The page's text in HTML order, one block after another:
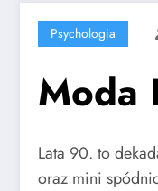
Psychologia
Moda
Lata 90. to
oraz mini